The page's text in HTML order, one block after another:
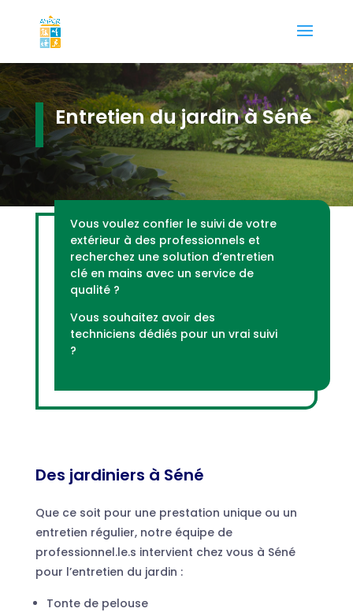
Entretien du jardin à Séné
Vous voulez confier le suivi de votre
extérieur à des professionnels et
recherchez une solution d’entretien
clé en mains avec un service de
qualité ?
Vous souhaitez avoir des
techniciens dédiés pour un vrai suivi
?
Des jardiniers à Séné
Que ce soit pour une prestation unique ou un
entretien régulier, notre équipe de
professionnel.le.s intervient chez vous à Séné
pour l’entretien du jardin :
Tonte de pelouse